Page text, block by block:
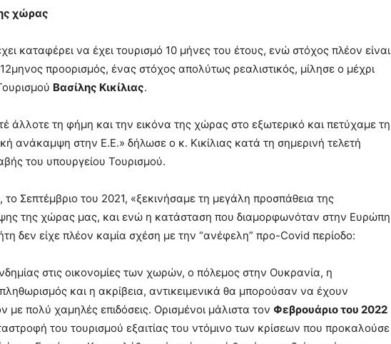
χώρας
καταφέρει να έχει τουρισμό 10 μήνες του έτους, ενώ στόχος πλέον είναι
προορισμός, ένας στόχος απολύτως ρεαλιστικός, μίλησε ο μέχρι
Βασίλης Κικίλιας.
άλλοτε τη φήμη και την εικόνα της χώρας στο εξωτερικό και πετύχαμε τη
ανάκαμψη στην Ε.Ε.» δήλωσε ο κ. Κικίλιας κατά τη σημερινή τελετή
του υπουργείου Τουρισμού.
το Σεπτέμβριο του 2021, «ξεκινήσαμε τη μεγάλη προσπάθεια της
της χώρας μας, και ενώ η κατάσταση που διαμορφωνόταν στην Ευρώπη
δεν είχε πλέον καμία σχέση με την “ανέφελη” προ-Covid περίοδο:
στις οικονομίες των χωρών, ο πόλεμος στην Ουκρανία, η
και η ακρίβεια, αντικειμενικά θα μπορούσαν να έχουν
με πολύ χαμηλές επιδόσεις. Ορισμένοι μάλιστα τον Φεβρουάριο του 2022
του τουρισμού εξαιτίας του ντόμινο των κρίσεων που προκαλούσε